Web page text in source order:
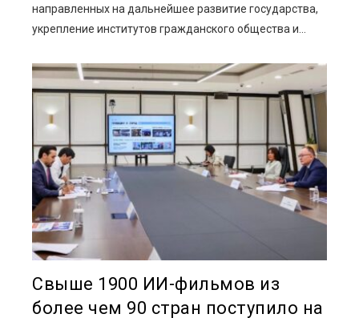
направленных на дальнейшее развитие государства,
укрепление институтов гражданского общества и...
Свыше 1900 ИИ-фильмов из
более чем 90 стран поступило на